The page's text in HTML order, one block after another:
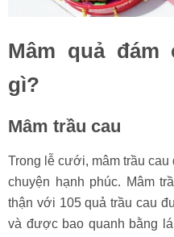
Mâm quả
gì?
Mâm trầu cau
Trong lễ cưới, mâm trầu
chuyện hạnh phúc. Mâm
thận với 105 quả trầu cau
và được bao quanh bằng